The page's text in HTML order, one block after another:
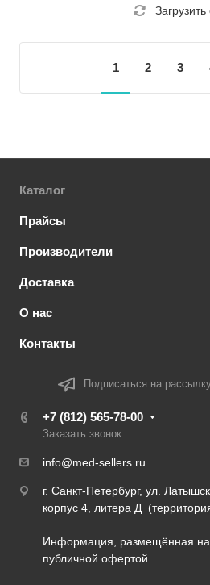
1 2 3
Каталог
Прайсы
Производители
Доставка
О нас
Контакты
Подписаться на
+7 (812) 565-78-00
Заказать звонок
info@med-sellers.ru
г. Санкт-Петербург, ул.
корпус 4, литера Д
Информация, размещённая на
публичной офертой